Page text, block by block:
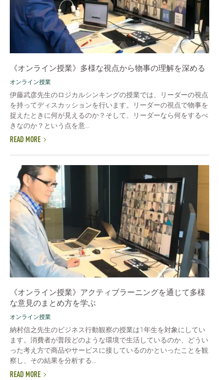
《オンライン授業》多様な視点から物事の理解を深める
オンライン授業
伊藤武彦先生のロジカルシンキングの授業では、リーダーの視点
を持ってディスカッションを行います。リーダーの視点で物事を
捉えたときに何が見えるのか？そして、リーダーなら何をするべ
きなのか？という点を意...
READ MORE
《オンライン授業》アクティブラーニングを通じて多様
な意見のまとめ方を学ぶ
オンライン授業
納村信之先生のビジネス行動観察の授業は1年生を対象にしてい
ます。消費者が普段どのような環境で生活しているのか、どうい
った考え方で商品やサービスに接しているのかといったことを観
察し、その結果を分析する...
READ MORE